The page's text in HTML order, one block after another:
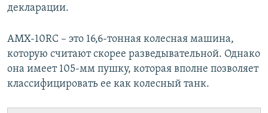
декларации.
AMX-10RC – это 16,6-тонная колесная машина,
которую считают скорее разведывательной. Однако
она имеет 105-мм пушку, которая вполне позволяет
классифицировать ее как колесный танк.